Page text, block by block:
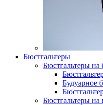
Бюстгальтеры
Бюстгальтеры
Будуарное
Бюстгальтеры